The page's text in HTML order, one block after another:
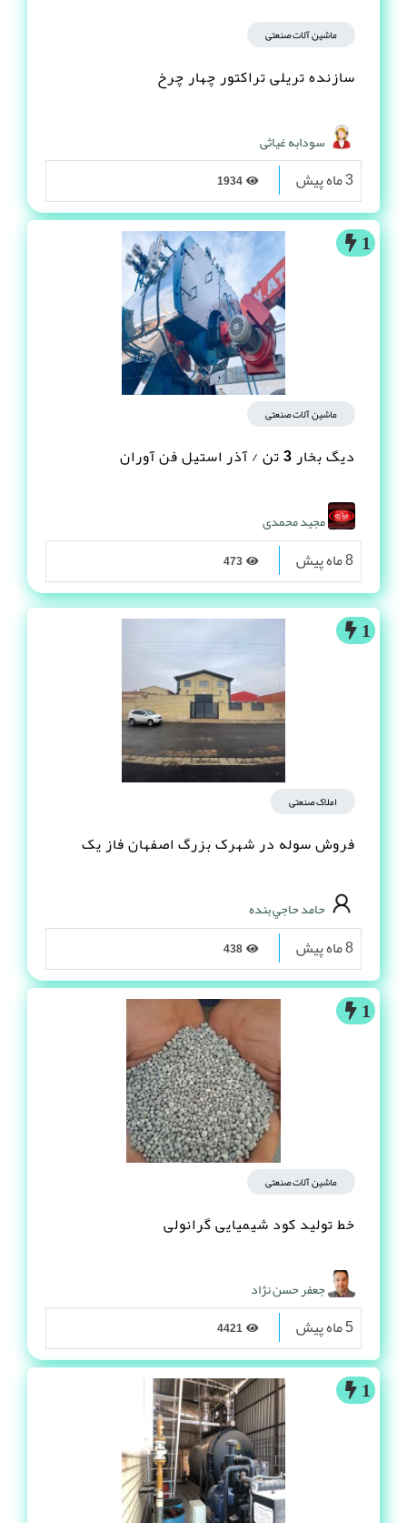
ماشین آلات صنعتی
سازنده تریلی تراکتور چهار چرخ
سودابه غیاثی
3 ماه پیش
1
ماشین آلات صنعتی
دیگ بخار 3 تن / آذر استیل فن آوران
مجید محمدی
8 ماه پیش
1
املاک صنعتی
فروش سوله در شهرک بزرگ اصفهان فاز یک
حامد حاجي بنده
8 ماه پیش
1
ماشین آلات صنعتی
خط تولید کود شیمیایی گرانولی
جعفر حسن نژاد
5 ماه پیش
1